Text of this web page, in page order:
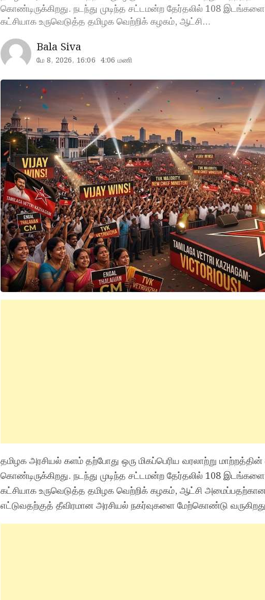
கொண்டிருக்கிறது. நடந்து முடிந்த சட்டமன்ற தேர்தலில் 108
கட்சியாக உருவெடுத்த தமிழக வெற்றிக் கழகம், ஆட்சி…
Bala Siva
மே 8, 2026, 16:06 4:06 மணி
தமிழக அரசியல் களம் தற்போது ஒரு மிகப்பெரிய வரலாற்று மாற்றத்தின்
கொண்டிருக்கிறது. நடந்து முடிந்த சட்டமன்ற தேர்தலில் 108
கட்சியாக உருவெடுத்த தமிழக வெற்றிக் கழகம், ஆட்சி
எட்டுவதற்குத் தீவிரமான அரசியல் நகர்வுகளை மேற்கொண்டு